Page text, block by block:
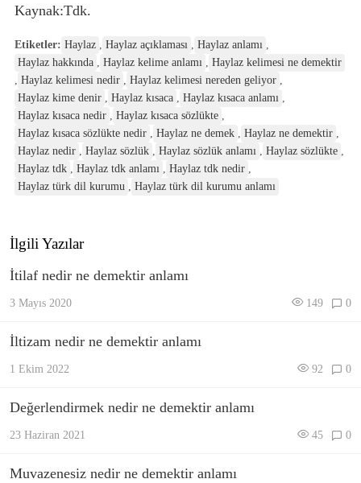
Kaynak:Tdk.
Etiketler: Haylaz , Haylaz açıklaması , Haylaz anlamı ,
Haylaz hakkında , Haylaz kelime anlamı , Haylaz kelimesi ne demektir
, Haylaz kelimesi nedir , Haylaz kelimesi nereden geliyor ,
Haylaz kime denir , Haylaz kısaca , Haylaz kısaca anlamı ,
Haylaz kısaca nedir , Haylaz kısaca sözlükte ,
Haylaz kısaca sözlükte nedir , Haylaz ne demek , Haylaz ne demektir ,
Haylaz nedir , Haylaz sözlük , Haylaz sözlük anlamı , Haylaz sözlükte ,
Haylaz tdk , Haylaz tdk anlamı , Haylaz tdk nedir ,
Haylaz türk dil kurumu , Haylaz türk dil kurumu anlamı
İlgili Yazılar
İtilaf nedir ne demektir anlamı
3 Mayıs 2020 149 0
İltizam nedir ne demektir anlamı
1 Ekim 2022 92 0
Değerlendirmek nedir ne demektir anlamı
23 Haziran 2021 45 0
Muvazenesiz nedir ne demektir anlamı